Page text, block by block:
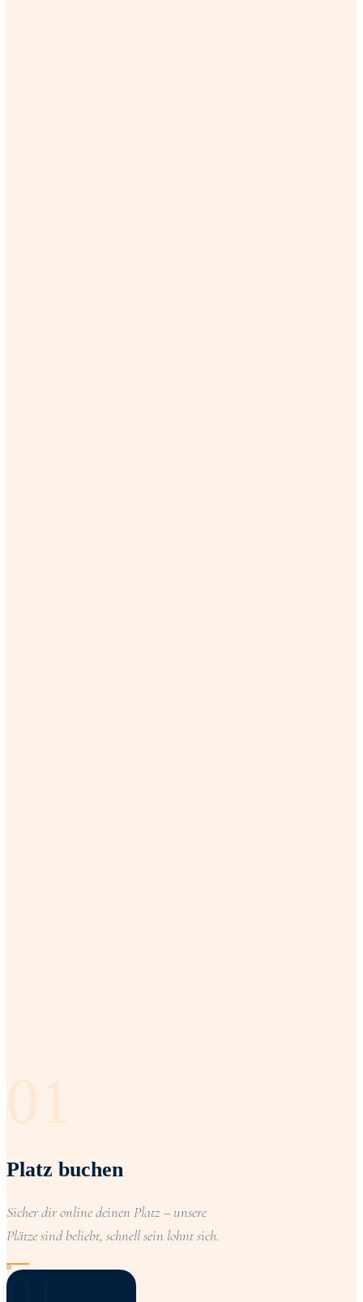
Platz buchen
Sicher dir online deinen Platz – unsere
Plätze sind beliebt, schnell sein lohnt sich.